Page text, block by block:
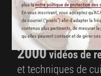
plus lanotre politique de protection des
En vous inscrivant, vous acceptez
de courriel (“pixels”) afin d’adapter la
contenus plus pertinents, de mesurer
qu’elles peuvent contenir et de gérer
8000recettes
partagées par vos
2000 vidéos de
et techniques de